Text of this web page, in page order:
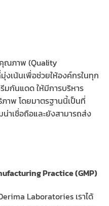
คุณภาพ (Quality
งเน้นเพื่อช่วยให้องค์กรในทุก
มกันแดด ให้มีการบริหาร
าพ โดยมาตรฐานนี้เป็นที่
าเชื่อถือและยังสามารถส่ง
Practice (GMP)
Laboratories เราได้